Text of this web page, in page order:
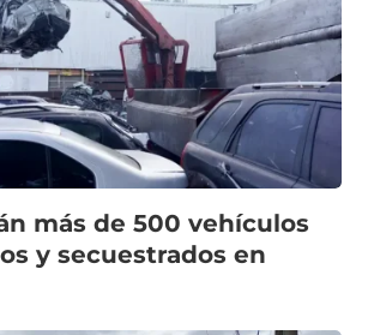
más de 500 vehículos
y secuestrados en